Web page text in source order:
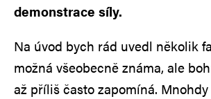
demonstrace síly.
Na úvod bych rád uvedl několik
možná všeobecně známa, ale
až příliš často zapomíná.